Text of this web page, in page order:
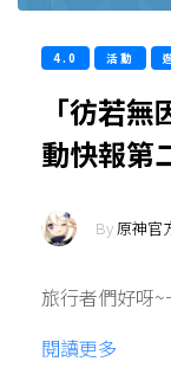
4.0 活動
「彷若
動快報第
By原神官
旅行者們好呀~
閱讀更多